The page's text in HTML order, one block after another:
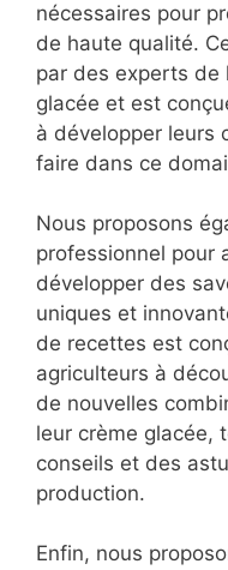
nécessaires pour
de haute qualité.
par des experts de
glacée et est
à développer leurs
faire dans ce
Nous proposons
professionnel pour
développer des
uniques et
de recettes est
agriculteurs à
de nouvelles
leur crème glacée,
conseils et des
production.
Enfin, nous